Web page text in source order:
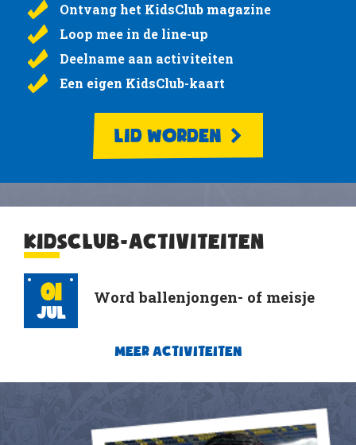
Ontvang het KidsClub magazine
Loop mee in de line-up
Deelname aan activiteiten
Een eigen KidsClub-kaart
LID WORDEN
KIDSCLUB-ACTIVITEITEN
01
Jul
Word ballenjongen- of meisje
MEER ACTIVITEITEN